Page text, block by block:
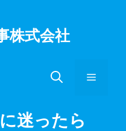
株式会社
メ
迷ったら